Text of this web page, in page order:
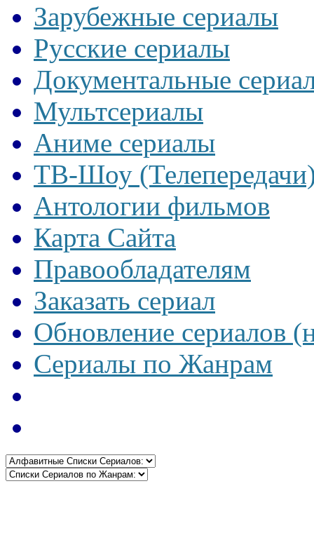
Зарубежные сериалы
Русские сериалы
Документальные
Мультсериалы
Аниме сериалы
ТВ-Шоу
Антологии фильмов
Карта Сайта
Правообладателям
Заказать сериал
Обновление сериалов
Сериалы по Жанрам